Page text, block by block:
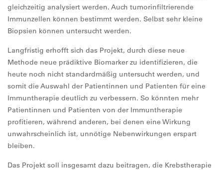
gleichzeitig analysiert werden. Auch tumorinfiltrierende
Immunzellen können bestimmt werden. Selbst sehr kleine
Biopsien können untersucht werden.
Langfristig erhofft sich das Projekt, durch diese neue
Methode neue prädiktive Biomarker zu identifizieren, die
heute noch nicht standardmäßig untersucht werden, und
somit die Auswahl der Patientinnen und Patienten für eine
Immuntherapie deutlich zu verbessern. So könnten mehr
Patientinnen und Patienten von der Immuntherapie
profitieren, während anderen, bei denen eine Wirkung
unwahrscheinlich ist, unnötige Nebenwirkungen erspart
bleiben.
Das Projekt soll insgesamt dazu beitragen, die Krebstherapie